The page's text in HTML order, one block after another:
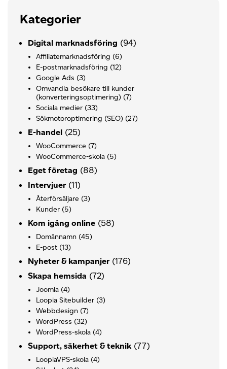
Kategorier
Digital marknadsföring (94)
Affiliatemarknadsföring (6)
E-postmarknadsföring (12)
Google Ads (3)
Omvandla besökare till kunder
(konverteringsoptimering) (7)
Sociala medier (33)
Sökmotoroptimering (SEO) (27)
E-handel (25)
WooCommerce (7)
WooCommerce-skola (5)
Eget företag (88)
Intervjuer (11)
Återförsäljare (3)
Kunder (5)
Kom igång online (58)
Domännamn (45)
E-post (13)
Nyheter & kampanjer (176)
Skapa hemsida (72)
Joomla (4)
Loopia Sitebuilder (3)
Webbdesign (7)
WordPress (32)
WordPress-skola (4)
Support, säkerhet & teknik (77)
LoopiaVPS-skola (4)